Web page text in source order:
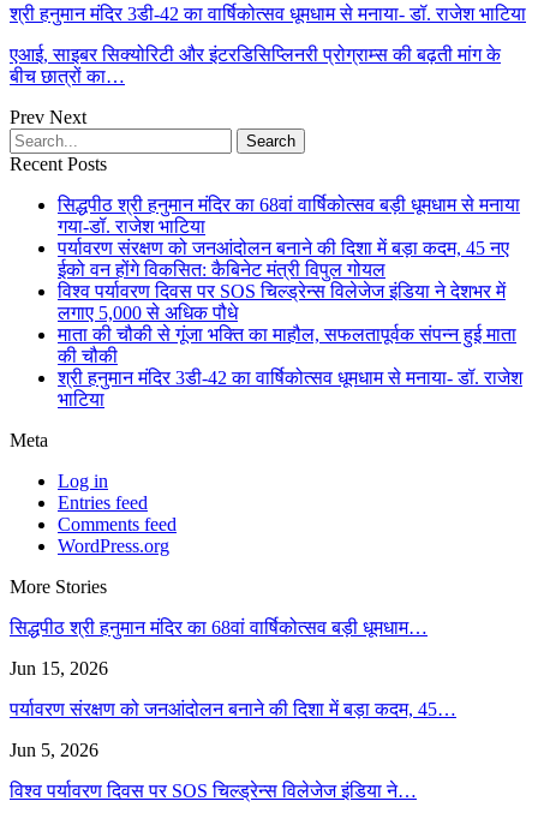
श्री हनुमान मंदिर 3डी-42 का वार्षिकोत्सव धूमधाम से मनाया- डॉ. राजेश भाटिया
एआई, साइबर सिक्योरिटी और इंटरडिसिप्लिनरी प्रोग्राम्स की बढ़ती मांग के
बीच छात्रों का…
Prev Next
Recent Posts
सिद्धपीठ श्री हनुमान मंदिर का 68वां वार्षिकोत्सव बड़ी धूमधाम से मनाया
गया-डॉ. राजेश भाटिया
पर्यावरण संरक्षण को जनआंदोलन बनाने की दिशा में बड़ा कदम, 45 नए
ईको वन होंगे विकसित: कैबिनेट मंत्री विपुल गोयल
विश्व पर्यावरण दिवस पर SOS चिल्ड्रेन्स विलेजेज इंडिया ने देशभर में
लगाए 5,000 से अधिक पौधे
माता की चौकी से गूंजा भक्ति का माहौल, सफलतापूर्वक संपन्न हुई माता
की चौकी
श्री हनुमान मंदिर 3डी-42 का वार्षिकोत्सव धूमधाम से मनाया- डॉ. राजेश
भाटिया
Meta
Log in
Entries feed
Comments feed
WordPress.org
More Stories
सिद्धपीठ श्री हनुमान मंदिर का 68वां वार्षिकोत्सव बड़ी धूमधाम…
Jun 15, 2026
पर्यावरण संरक्षण को जनआंदोलन बनाने की दिशा में बड़ा कदम, 45…
Jun 5, 2026
विश्व पर्यावरण दिवस पर SOS चिल्ड्रेन्स विलेजेज इंडिया ने…